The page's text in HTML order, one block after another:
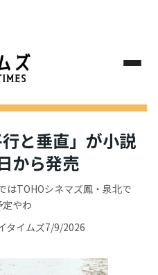
と垂直」が小説
から発売
はTOHOシネマズ鳳・泉北で
やわ
タイムズ7/9/2026